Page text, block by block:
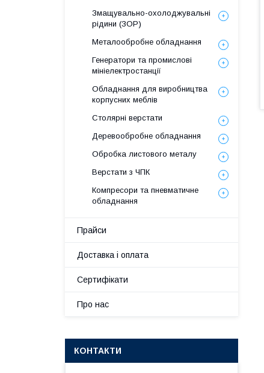
Змащувально-охолоджувальні
рідини (ЗОР)
Металообробне обладнання
Генератори та промислові
мініелектростанції
Обладнання для виробництва
корпусних меблів
Столярні верстати
Деревообробне обладнання
Обробка листового металу
Верстати з ЧПК
Компресори та пневматичне
обладнання
Прайси
Доставка і оплата
Сертифікати
Про нас
КОНТАКТИ